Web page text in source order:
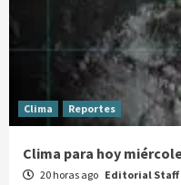
Clima Reportes
Clima para hoy
20 horas ago Editorial Staff